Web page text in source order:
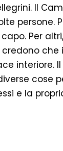
Il
persone.
Per
interiore.
cose
e la